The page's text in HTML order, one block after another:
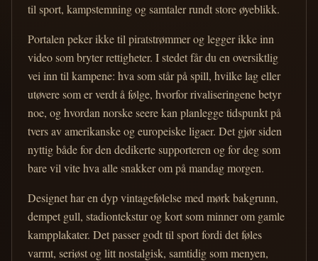
til sport, kampstemning og samtaler rundt store øyeblikk.
Portalen peker ikke til piratstrømmer og legger ikke inn
video som bryter rettigheter. I stedet får du en oversiktlig
vei inn til kampene: hva som står på spill, hvilke lag eller
utøvere som er verdt å følge, hvorfor rivaliseringene betyr
noe, og hvordan norske seere kan planlegge tidspunkt på
tvers av amerikanske og europeiske ligaer. Det gjør siden
nyttig både for den dedikerte supporteren og for deg som
bare vil vite hva alle snakker om på mandag morgen.
Designet har en dyp vintagefølelse med mørk bakgrunn,
dempet gull, stadiontekstur og kort som minner om gamle
kampplakater. Det passer godt til sport fordi det føles
varmt, seriøst og litt nostalgisk, samtidig som menyen,